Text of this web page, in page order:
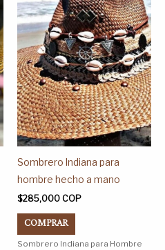
Sombrero Indiana para
hombre hecho a mano
$285,000 COP
COMPRAR
múltiples
variantes.
Las
opciones
se
pueden
elegir
en
la
página
de
producto
Sombrero Indiana para Hombre